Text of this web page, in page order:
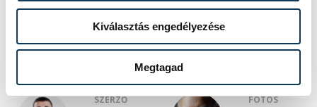
Kiválasztás engedélyezése
Megtagad
One Veszprém HC
férfi kézilabda NB I
SZERZŐ FOTÓS